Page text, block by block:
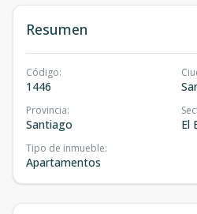
Resumen
Código:
1446
Provincia:
Santiago El
Tipo de inmueble:
Apartamentos